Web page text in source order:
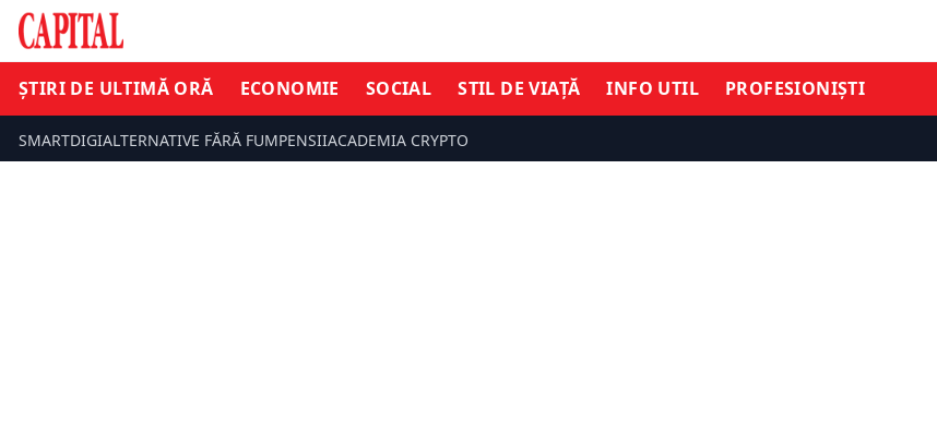
ȘTIRI DE ULTIMĂ ORĂ ECONOMIE SOCIAL STIL DE VIAȚĂ INFO UTIL PROFESIONIȘTI
SMARTDIGIALTERNATIVE FĂRĂ FUMPENSIIACADEMIA CRYPTO